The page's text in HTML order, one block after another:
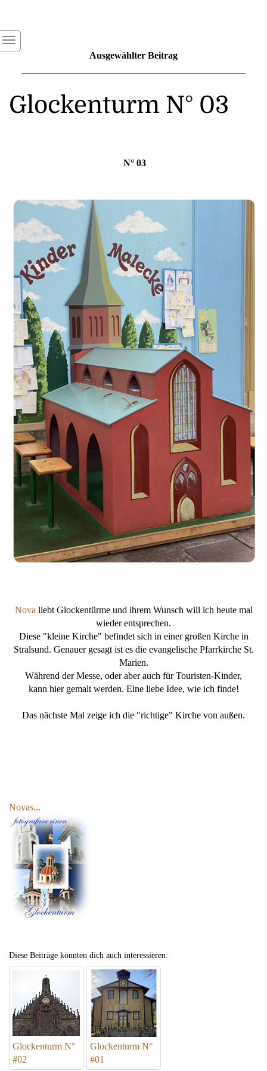
Ausgewählter Beitrag
Glockenturm N° 03
N° 03
Nova liebt Glockentürme und ihrem Wunsch will ich heute mal
wieder entsprechen.
Diese "kleine Kirche" befindet sich in einer großen Kirche in
Stralsund. Genauer gesagt ist es die evangelische Pfarrkirche St.
Marien.
Während der Messe, oder aber auch für Touristen-Kinder,
kann hier gemalt werden. Eine liebe Idee, wie ich finde!
Das nächste Mal zeige ich die "richtige" Kirche von außen.
Novas...
Diese Beiträge könnten dich auch interessieren:
Glockenturm N°
#02
Glockenturm N°
#01